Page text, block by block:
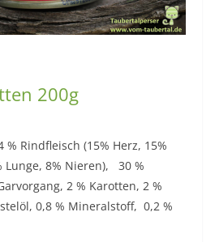
200g
Rindfleisch (15% Herz, 15%
Lunge, 8% Nieren), 30 %
2 % Karotten, 2 %
0,8 % Mineralstoff, 0,2 %